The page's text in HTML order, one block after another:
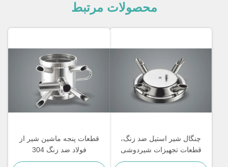
محصولات مرتبط
چنگال شیر استیل ضد زنگ،
قطعات تجهیزات شیردوشی
صنعتی و جهانی
قطعات پنجه ماشین شیر از
فولاد ضد زنگ 304